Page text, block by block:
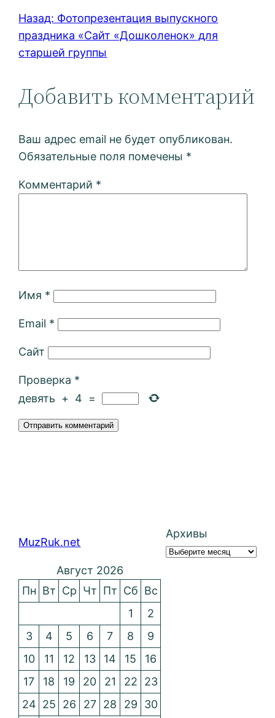
Назад: Фотопрезентация выпускного
праздника «Сайт «Дошколенок» для
старшей группы
Добавить комментарий
Ваш адрес email не будет опубликован.
Обязательные поля помечены *
Комментарий *
Имя *
Email *
Сайт
Проверка *
девять + 4 =
MuzRuk.net
Архивы
Август 2026
Пн Вт Ср Чт Пт Сб Вс
1
2
3
4 5 6 7 8
9
10
11 12 13 14 15
16
17
18 19 20 21 22
23
24 25 26 27 28 29 30